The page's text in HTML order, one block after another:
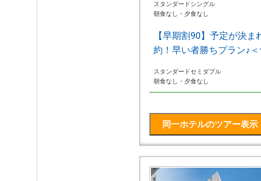
スタンダードシングル
朝食なし・夕食なし
【早期割90】予定が決ま
約！早い者勝ちプラン♪＜
スタンダードセミダブル
朝食なし・夕食なし